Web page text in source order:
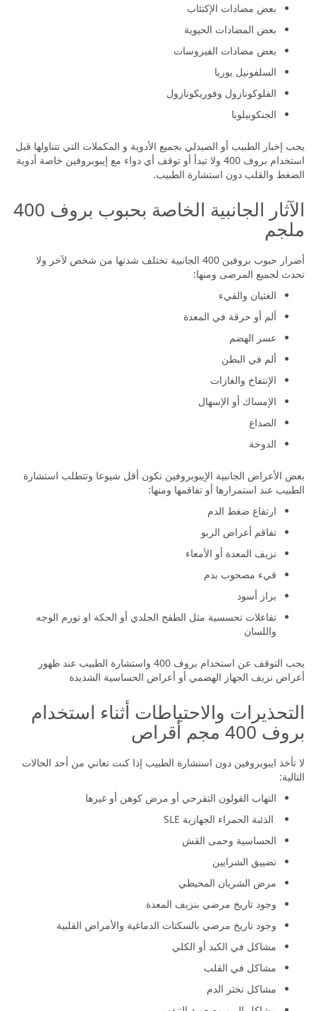
بعض مضادات الإكتئاب
بعض المضادات الحيوية
بعض مضادات الفيروسات
السلفونيل يوريا
الفلوكونازول وفوريكونازول
الجنكوبيلوبا
يجب إخبار الطبيب أو الصيدلي بجميع الأدوية و المكملات التي تتناولها قبل
استخدام بروف 400 ولا تبدأ أو توقف أي دواء مع إيبوبروفين خاصة أدوية
الضغط والقلب دون استشارة الطبيب.
الآثار الجانبية الخاصة بحبوب بروف 400
ملجم
أضرار حبوب بروفين 400 الجانبية تختلف شدتها من شخص لآخر ولا
تحدث لجميع المرضى ومنها:
الغثيان والقيء
ألم أو حرقة في المعدة
عسر الهضم
ألم في البطن
الإنتفاخ والغازات
الإمساك أو الإسهال
الصداع
الدوخة
بعض الأعراض الجانبية الإيبوبروفين تكون أقل شيوعا وتتطلب استشارة
الطبيب عند استمرارها أو تفاقمها ومنها:
ارتفاع ضغط الدم
تفاقم أعراض الربو
نزيف المعدة أو الأمعاء
قيء مصحوب بدم
براز أسود
تفاعلات تحسسية مثل الطفح الجلدي أو الحكة او تورم الوجه
واللسان
يجب التوقف عن استخدام بروف 400 واستشارة الطبيب عند ظهور
أعراض نزيف الجهاز الهضمي أو أعراض الحساسية الشديدة
التحذيرات والاحتياطات أثناء استخدام
بروف 400 مجم أقراص
لا تأخذ ايبوبروفين دون استشارة الطبيب إذا كنت تعاني من أحد الحالات
التالية:
التهاب القولون التقرحي أو مرض كوهن أو غيرها
الذئبة الحمراء الجهازية SLE
الحساسية وحمى القش
تضييق الشرايين
مرض الشريان المحيطي
وجود تاريخ مرضي بنزيف المعدة
وجود تاريخ مرضي بالسكتات الدماغية والأمراض القلبية
مشاكل في الكبد أو الكلي
مشاكل في القلب
مشاكل تخثر الدم